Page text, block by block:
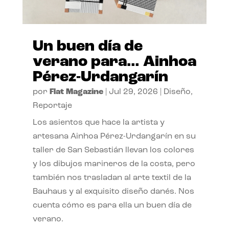
Un buen día de
verano para… Ainhoa
Pérez-Urdangarín
por Flat Magazine| Jul 29, 2026 Diseño,
Reportaje
Los asientos que hace la artista y
artesana Ainhoa Pérez-Urdangarín en su
taller de San Sebastián llevan los colores
y los dibujos marineros de la costa, pero
también nos trasladan al arte textil de la
Bauhaus y al exquisito diseño danés. Nos
cuenta cómo es para ella un buen día de
verano.